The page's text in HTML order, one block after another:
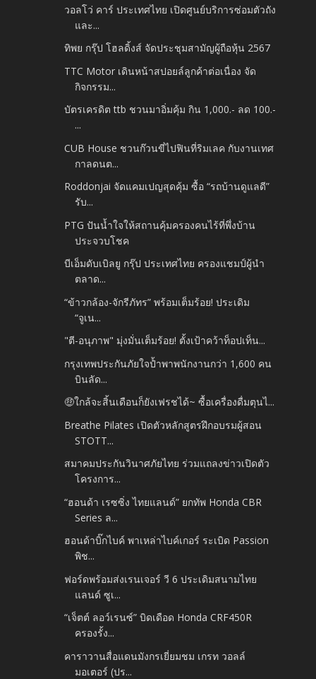
วอลโว่ คาร์ ประเทศไทย เปิดศูนย์บริการซ่อมตัวถัง
และ...
ทิพย กรุ๊ป โฮลดิ้งส์ จัดประชุมสามัญผู้ถือหุ้น 2567
TTC Motor เดินหน้าสปอยล์ลูกค้าต่อเนื่อง จัด
กิจกรรม...
บัตรเครดิต ttb ชวนมาอิ่มคุ้ม กิน 1,000.- ลด 100.-
...
CUB House ชวนก๊วนขี่ไปฟินที่ริมเลค กับงานเทศ
กาลดนต...
Roddonjai จัดแคมเปญสุดคุ้ม ซื้อ “รถบ้านดูแลดี”
รับ...
PTG ปันน้ำใจให้สถานคุ้มครองคนไร้ที่พึ่งบ้าน
ประจวบโชค
บีเอ็มดับเบิลยู กรุ๊ป ประเทศไทย ครองแชมป์ผู้นำ
ตลาด...
“ข้าวกล้อง-จักรีภัทร” พร้อมเต็มร้อย! ประเดิม
“จูเน...
"ตี-อนุภาพ" มุ่งมั่นเต็มร้อย! ตั้งเป้าคว้าท็อปเท็น...
กรุงเทพประกันภัยใจป้ำพาพนักงานกว่า 1,600 คน
บินลัด...
🤑ใกล้จะสิ้นเดือนก็ยังเฟรชได้~ ซื้อเครื่องดื่มตุนไ...
Breathe Pilates เปิดตัวหลักสูตรฝึกอบรมผู้สอน
STOTT...
สมาคมประกันวินาศภัยไทย ร่วมแถลงข่าวเปิดตัว
โครงการ...
“ฮอนด้า เรซซิ่ง ไทยแลนด์” ยกทัพ Honda CBR
Series ล...
ฮอนด้าบิ๊กไบค์ พาเหล่าไบค์เกอร์ ระเบิด Passion
พิช...
ฟอร์ดพร้อมส่งเรนเจอร์ วี 6 ประเดิมสนามไทย
แลนด์ ซูเ...
“เจ็ตต์ ลอว์เรนซ์” บิดเดือด Honda CRF450R
ครองรั้ง...
คาราวานสื่อแดนมังกรเยี่ยมชม เกรท วอลล์
มอเตอร์ (ปร...